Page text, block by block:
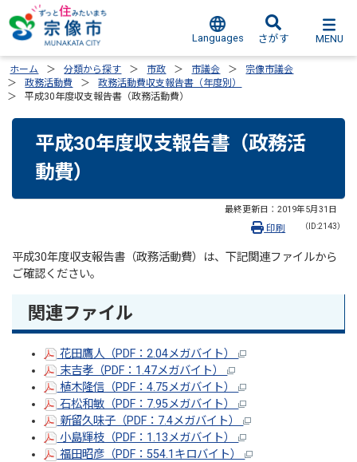
Languages さがす MENU
ホーム 分類から探す 市政 市議会
宗像市議会
政務活動費
政務活動費収支報告書（年度別）
平成30年度収支報告書（政務活動費）
平成30年度収支報告書（政務活
動費）
最終更新日： 2019年5月31日
（ID:2143）
印刷
平成30年度収支報告書（政務活動費）は、下記関連ファイルから
ご確認ください。
関連ファイル
花田鷹人（PDF：2.04メガバイト）
末吉孝（PDF：1.47メガバイト）
植木隆信（PDF：4.75メガバイト）
石松和敏（PDF：7.95メガバイト）
新留久味子（PDF：7.4メガバイト）
小島輝枝（PDF：1.13メガバイト）
福田昭彦（PDF：554.1キロバイト）